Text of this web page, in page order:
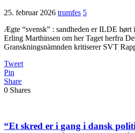
25. februar 2026 trumfes 5
Ægte “svensk” : sandheden er ILDE hørt
Erling Marthinsen om her Taget herfra
Granskningsnämnden kritiserer SVT
Tweet
Pin
Share
0 Shares
“Et skred er i gang i dansk